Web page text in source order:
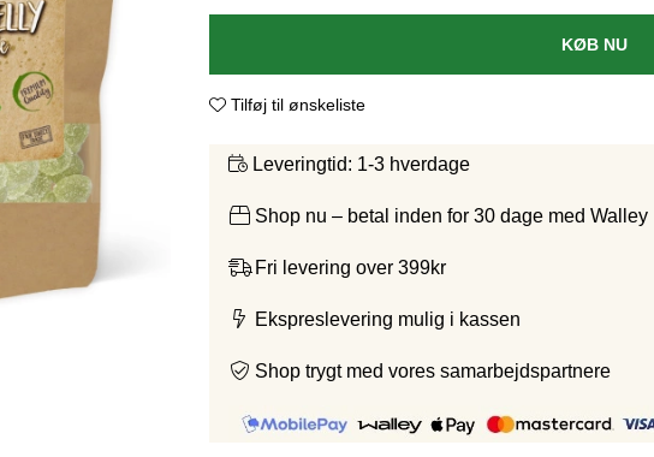
KØB NU
Tilføj til ønskeliste
Leveringtid: 1-3 hverdage
Shop nu – betal inden for 30 dage med Walley
Fri levering over 399kr
Ekspreslevering mulig i kassen
Shop trygt med vores samarbejdspartnere